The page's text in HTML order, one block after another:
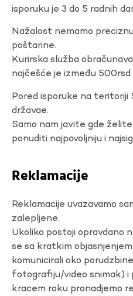
isporuku je 3 do 5 radnih
Nažalost nemamo
poštarine.
Kurirska služba
najčešće je između 500rsd
Pored isporuke na teritoriji
državae.
Samo nam javite gde
ponuditi najpovoljniju i
Reklamacije
Reklamacije uvazavamo
zalepljene.
Ukoliko postoji opravdano
se sa kratkim
komunicirali oko
fotografiju/video snimak) i
kracem roku pronadjemo